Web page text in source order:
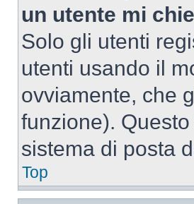
un utente mi
Solo gli utenti
utenti usando il
ovviamente, che
funzione).
sistema di posta
Top